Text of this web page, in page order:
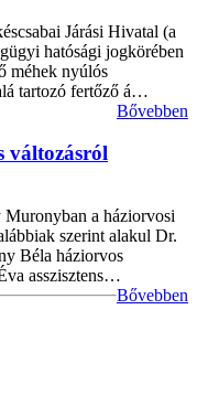
Járási Hivatal (a
hatósági jogkörében
méhek nyúlós
tartozó fertőző á…
Bővebben
változásról
a háziorvosi
szerint alakul Dr.
Béla háziorvos
asszisztens…
Bővebben